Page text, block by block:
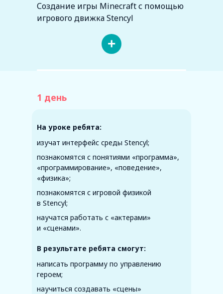
+
Создание игры Minecraft с помощью
игрового движка Stencyl
На уроке ребята:
В результате ребята смогут:
1 день
изучат интерфейс среды Stencyl;
познакомятся с понятиями «программа»,
«программирование», «поведение»,
«физика»;
познакомятся с игровой физикой
в Stencyl;
научатся работать с «актерами»
и «сценами».
написать программу по управлению
героем;
научиться создавать «сцены»